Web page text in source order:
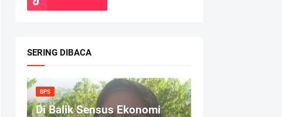
SERING DIBACA
BPS
Di Balik Sensus Ekonomi